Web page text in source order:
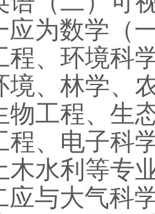
应为数学（
程、环境科
境、林学、
物工程、生
程、电子科
木水利等专
应与大气科